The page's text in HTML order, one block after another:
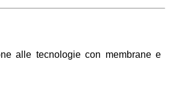
alle tecnologie con membrane e